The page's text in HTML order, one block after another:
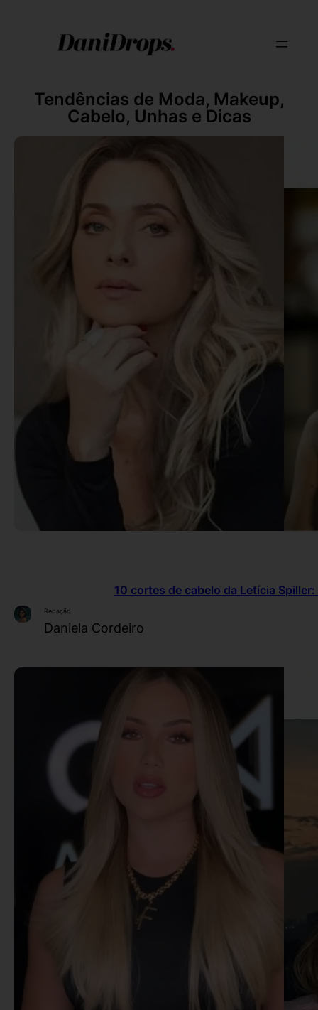
Tendências de Moda, Makeup,
Cabelo, Unhas e Dicas
10 cortes de cabelo da Letícia
Redação
Daniela Cordeiro